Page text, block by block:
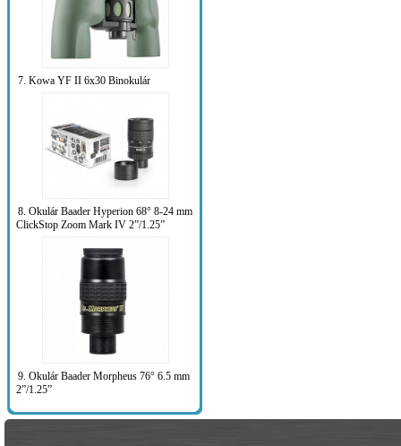
7. Kowa YF II 6x30 Binokulár
8. Okulár Baader Hyperion 68° 8-24 mm
ClickStop Zoom Mark IV 2”/1.25”
9. Okulár Baader Morpheus 76° 6.5 mm
2”/1.25”